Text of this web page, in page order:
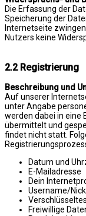
Die Erfassung der
Speicherung der
Internetseite
Nutzers keine
2.2 Registrierung
Beschreibung und
Auf unserer
unter Angabe
werden dabei in eine
übermittelt und
findet nicht statt.
Datum und
E-Mailadresse
Dein
Username/
Freiwillige